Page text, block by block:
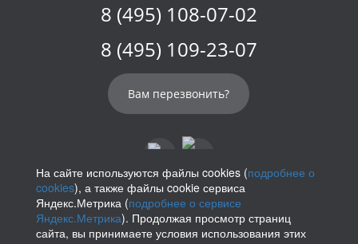
8 (495) 108-07-02
8 (495) 109-23-07
Вам перезвонить?
info@parikof.ru
На сайте используются файлы cookies (подробнее о
cookies), а также файлы cookie сервиса
Яндекс.Метрика (подробнее о сервисе
Яндекс.Метрика). Продолжая просмотр страниц
сайта, вы принимаете условия использования этих